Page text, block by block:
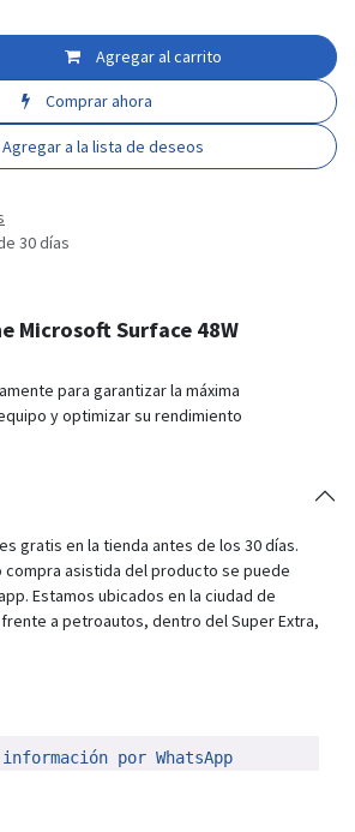
Agregar al carrito
Comprar ahora
Agregar a la lista de deseos
30 días
Microsoft Surface 48W
para garantizar la máxima
y optimizar su rendimiento
gratis en la tienda antes de los 30 días.
compra asistida del producto se puede
Estamos ubicados en la ciudad de
frente a petroautos, dentro del Super Extra,
información por WhatsApp